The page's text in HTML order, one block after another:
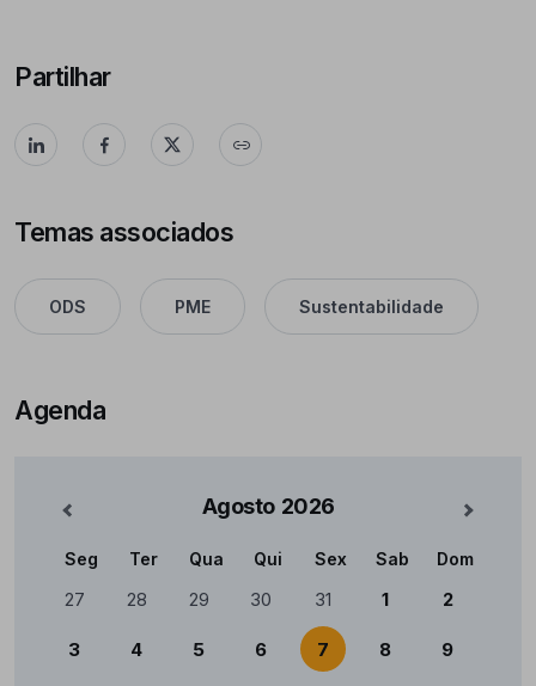
Partilhar
Temas associados
ODS PME Sustentabilidade
Agenda
Agosto 2026 Mês
Calendário
Seg Ter Qua Qui Sex Sab Dom
27 28 29 30 31 1 2
3 4 5 6 7 8 9